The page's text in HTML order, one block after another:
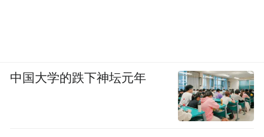
论是早前带甜馨参加亲子综艺，还是后期贾
乃亮在网上的爱女发言，他都表现得非常完
中国大学的跌下神坛元年